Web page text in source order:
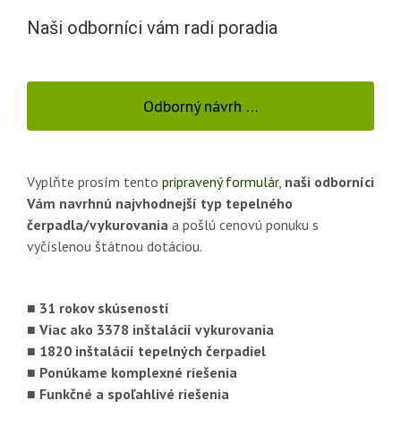
Naši odborníci vám radi poradia
Odborný návrh …
Vyplňte prosím tento pripravený formulár, naši odborníci
Vám navrhnú najvhodnejší typ tepelného
čerpadla/vykurovania a pošlú cenovú ponuku s
vyčíslenou štátnou dotáciou.
■ 31 rokov skúseností
■ Viac ako 3378 inštalácií vykurovania
■ 1820 inštalácií tepelných čerpadiel
■ Ponúkame komplexné riešenia
■ Funkčné a spoľahlivé riešenia